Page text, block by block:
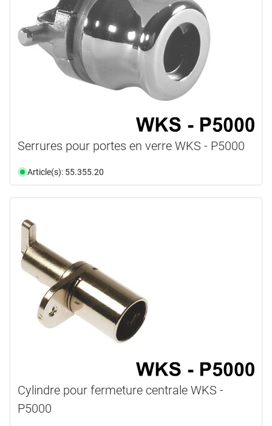
Serrures pour portes en verre WKS - P5000
Article(s): 55.355.20
Cylindre pour fermeture centrale WKS -
P5000